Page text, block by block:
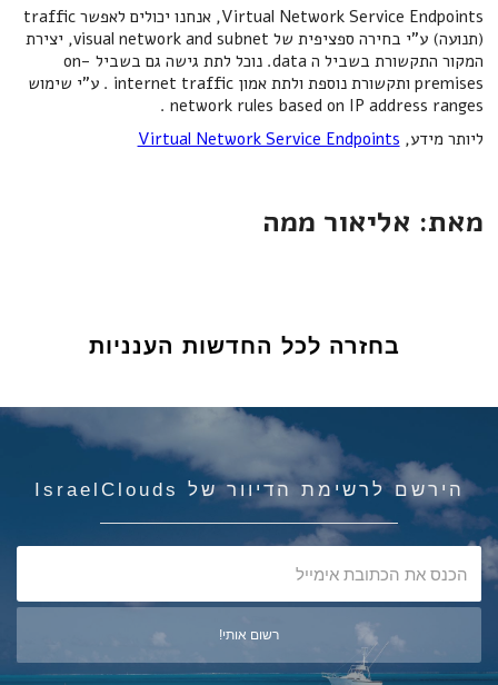
Virtual Network Service Endpoints, אנחנו יכולים לאפשר traffic
(תנועה) ע"י בחירה ספציפית של visual network and subnet, יצירת
המקור התקשורת בשביל ה data. נוכל לתת גישה גם בשביל on-
premises ותקשורת נוספת ולתת אמון internet traffic . ע"י שימוש
network rules based on IP address ranges .
ליותר מידע, Virtual Network Service Endpoints
מאת: אליאור ממה
בחזרה לכל החדשות הענניות
הירשם לרשימת הדיוור של IsraelClouds